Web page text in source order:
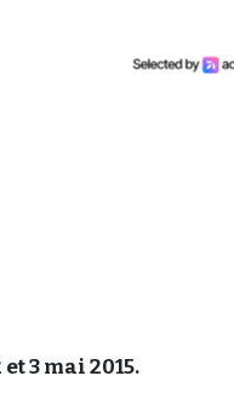
3 mai 2015.